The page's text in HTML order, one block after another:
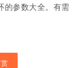
参数大全。有需